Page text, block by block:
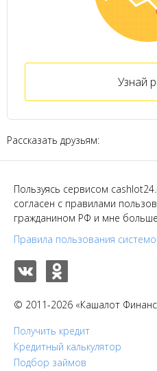
Узнай
Рассказать друзьям:
Пользуясь сервисом
согласен с правилами
гражданином РФ и мне
Правила пользования
© 2011-2026 «Кашалот
Получить кредит
Кредитный калькулятор
Подбор займов